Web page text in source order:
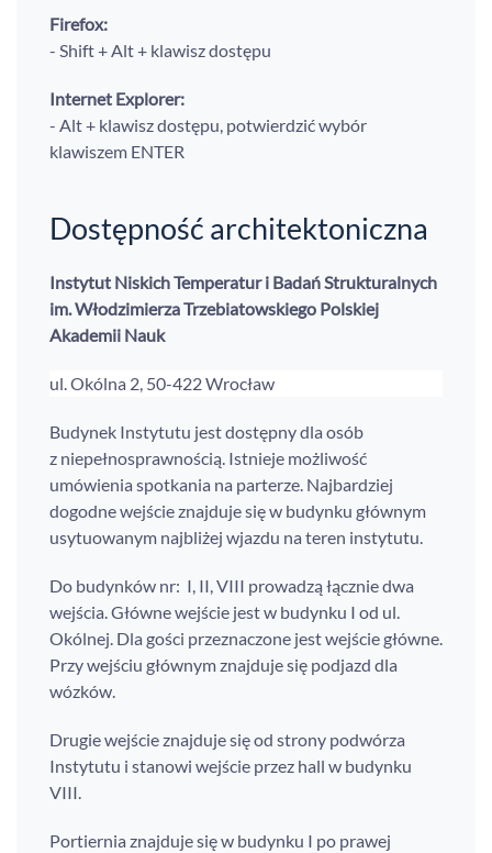
Firefox:
- Shift + Alt + klawisz dostępu
Internet Explorer:
- Alt + klawisz dostępu, potwierdzić wybór
klawiszem ENTER
Dostępność architektoniczna
Instytut Niskich Temperatur i Badań Strukturalnych
im. Włodzimierza Trzebiatowskiego Polskiej
Akademii Nauk
ul. Okólna 2, 50-422 Wrocław
Budynek Instytutu jest dostępny dla osób
z niepełnosprawnością. Istnieje możliwość
umówienia spotkania na parterze. Najbardziej
dogodne wejście znajduje się w budynku głównym
usytuowanym najbliżej wjazdu na teren instytutu.
Do budynków nr: I, II, VIII prowadzą łącznie dwa
wejścia. Główne wejście jest w budynku I od ul.
Okólnej. Dla gości przeznaczone jest wejście główne.
Przy wejściu głównym znajduje się podjazd dla
wózków.
Drugie wejście znajduje się od strony podwórza
Instytutu i stanowi wejście przez hall w budynku
VIII.
Portiernia znajduje się w budynku I po prawej